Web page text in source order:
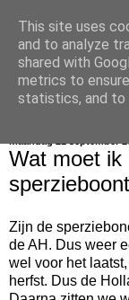
bijna
Wat moet ik
Zijn de
de AH. Dus weer
wel voor het
herfst. Dus de
This site uses
and to analyze
shared with
metrics to
statistics, and to